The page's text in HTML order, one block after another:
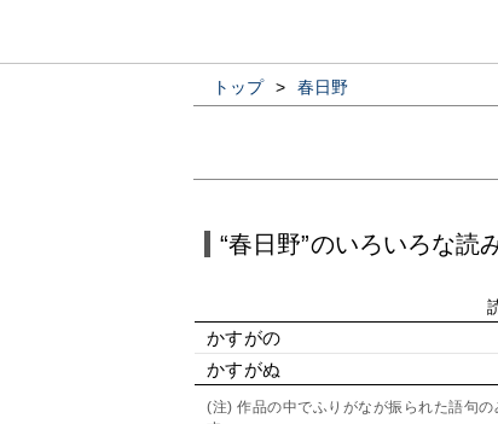
トップ > 春日野
“春日野”のいろいろな読
かすがの
かすがぬ
(注) 作品の中でふりがなが振られた語句